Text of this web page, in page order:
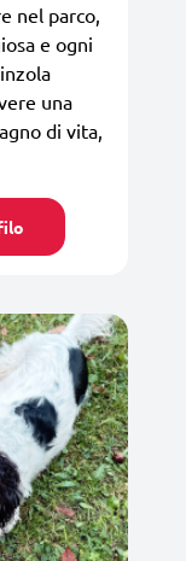
nel parco,
e ogni
una
di vita,